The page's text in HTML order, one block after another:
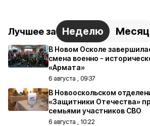
Лучшее за Неделю Месяц
В Новом Осколе
смена военно -
«Армата»
6 августа , 09:37
В Новооскольском
«Защитники Отечества»
семьями участников СВО
6 августа , 10:22